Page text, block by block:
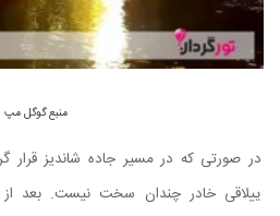
منبع گوگل مپ
در صورتی که در مسیر جاده شاندیز قرار
ییلاقی خادر چندان سخت نیست. بعد از